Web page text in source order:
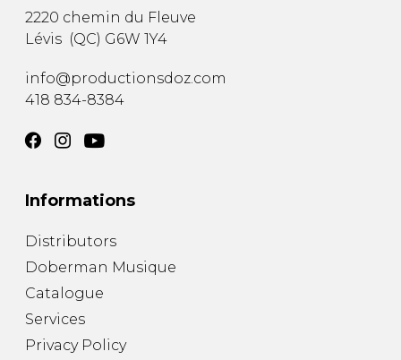
2220 chemin du Fleuve
Lévis (QC) G6W 1Y4
info@productionsdoz.com
418 834-8384
Informations
Distributors
Doberman Musique
Catalogue
Services
Privacy Policy